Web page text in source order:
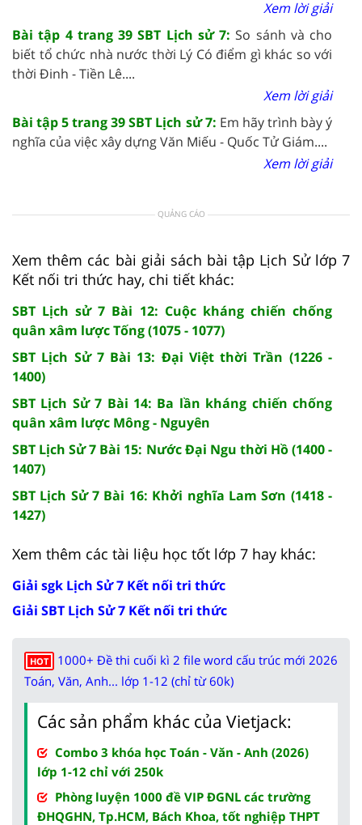
Xem lời giải
Bài tập 4 trang 39 SBT Lịch sử 7: So sánh và cho
biết tổ chức nhà nước thời Lý Có điểm gì khác so với
thời Đinh - Tiền Lê....
Xem lời giải
Bài tập 5 trang 39 SBT Lịch sử 7: Em hãy trình bày ý
nghĩa của việc xây dựng Văn Miếu - Quốc Tử Giám....
Xem lời giải
QUẢNG CÁO
Xem thêm các bài giải sách bài tập Lịch Sử lớp 7
Kết nối tri thức hay, chi tiết khác:
SBT Lịch sử 7 Bài 12: Cuộc kháng chiến chống
quân xâm lược Tống (1075 - 1077)
SBT Lịch Sử 7 Bài 13: Đại Việt thời Trần (1226 -
1400)
SBT Lịch Sử 7 Bài 14: Ba lần kháng chiến chống
quân xâm lược Mông - Nguyên
SBT Lịch Sử 7 Bài 15: Nước Đại Ngu thời Hồ (1400 -
1407)
SBT Lịch Sử 7 Bài 16: Khởi nghĩa Lam Sơn (1418 -
1427)
Xem thêm các tài liệu học tốt lớp 7 hay khác:
Giải sgk Lịch Sử 7 Kết nối tri thức
Giải SBT Lịch Sử 7 Kết nối tri thức
HOT
1000+ Đề thi cuối kì 2 file word cấu trúc mới 2026
Toán, Văn, Anh... lớp 1-12 (chỉ từ 60k)
Các sản phẩm khác của Vietjack:
Combo 3 khóa học Toán - Văn - Anh (2026)
lớp 1-12 chỉ với 250k
Phòng luyện 1000 đề VIP ĐGNL các trường
ĐHQGHN, Tp.HCM, Bách Khoa, tốt nghiệp THPT